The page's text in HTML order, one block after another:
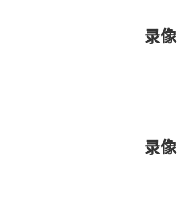
录像
录像